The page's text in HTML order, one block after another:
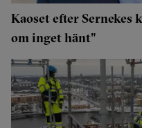
Kaoset efter Sernekes
om inget hänt"